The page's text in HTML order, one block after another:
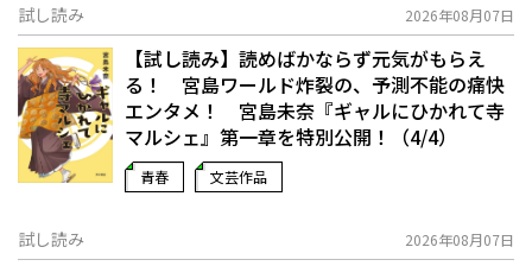
試し読み 2026年08月07日
【試し読み】読めばかならず元気がもらえ
る！ 宮島ワールド炸裂の、予測不能の痛快
エンタメ！ 宮島未奈『ギャルにひかれて寺
マルシェ』第一章を特別公開！（4/4）
青春 文芸作品
試し読み 2026年08月07日